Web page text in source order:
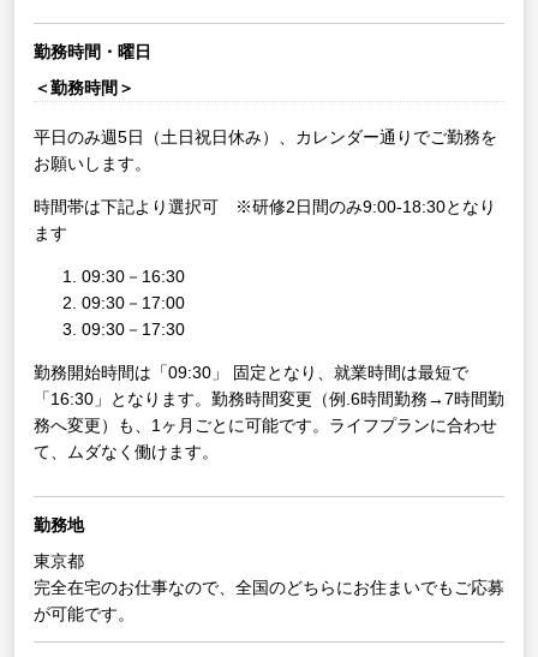
勤務時間・曜日
＜勤務時間＞
平日のみ週5日（土日祝日休み）、カレンダー通りでご勤務を
お願いします。
時間帯は下記より選択可 ※研修2日間のみ9:00-18:30となり
ます
09:30－16:30
09:30－17:00
09:30－17:30
勤務開始時間は「09:30」 固定となり、就業時間は最短で
「16:30」となります。勤務時間変更（例.6時間勤務→7時間勤
務へ変更）も、1ヶ月ごとに可能です。ライフプランに合わせ
て、ムダなく働けます。
勤務地
東京都
完全在宅のお仕事なので、全国のどちらにお住まいでもご応募
が可能です。